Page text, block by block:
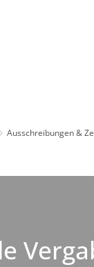
Ausschreibungen &